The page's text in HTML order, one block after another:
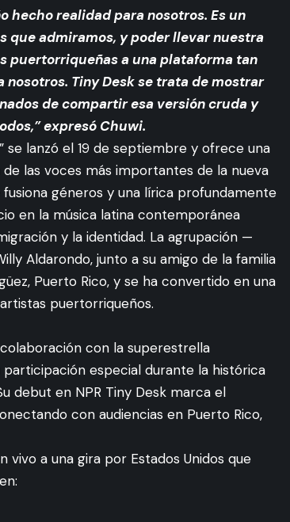
hecho realidad para nosotros. Es un
que admiramos, y poder llevar nuestra
puertorriqueñas a una plataforma tan
Tiny Desk se trata de mostrar
de compartir esa versión cruda y
expresó Chuwi.
” se lanzó el 19 de septiembre y ofrece una
las voces más importantes de la nueva
géneros y una lírica profundamente
en la música latina contemporánea
y la identidad. La agrupación —
Aldarondo, junto a su amigo de la familia
Puerto Rico, y se ha convertido en una
puertorriqueños.
con la superestrella
especial durante la histórica
debut en NPR Tiny Desk marca el
con audiencias en Puerto Rico,
vivo a una gira por Estados Unidos que